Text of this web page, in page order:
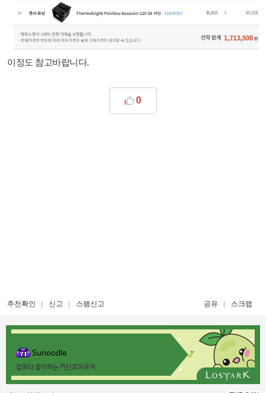
이정도 참고바랍니다.
0
추천확인 신고 스팸신고 공유 스크랩
Sunoodle
컴퓨터 좋아하는 카단로아유저